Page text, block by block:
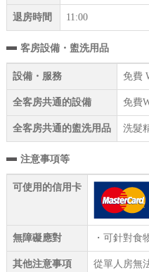
退房時間 11:00
客房設備・盥洗用品
設備・服務 免費
全客房共通的設備 免費
全客房共通的盥洗用品 洗髮
注意事項等
可使用的信用卡
無障礙應對 ・可針對食
其他注意事項
從單人房無